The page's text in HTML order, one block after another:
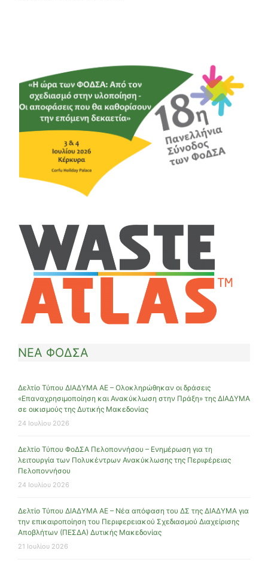
ΝΕΑ ΦΟΔΣΑ
Δελτίο Τύπου ΔΙΑΔΥΜΑ ΑΕ – Ολοκληρώθηκαν οι δράσεις
«Επαναχρησιμοποίηση και Ανακύκλωση στην Πράξη» της ΔΙΑΔΥΜΑ
σε οικισμούς της Δυτικής Μακεδονίας
24 Ιουλίου 2026
Δελτίο Τύπου ΦοΔΣΑ Πελοποννήσου – Ενημέρωση για τη
λειτουργία των Πολυκέντρων Ανακύκλωσης της Περιφέρειας
Πελοποννήσου
24 Ιουλίου 2026
Δελτίο Τύπου ΔΙΑΔΥΜΑ ΑΕ – Νέα απόφαση του ΔΣ της ΔΙΑΔΥΜΑ για
την επικαιροποίηση του Περιφερειακού Σχεδιασμού Διαχείρισης
Αποβλήτων (ΠΕΣΔΑ) Δυτικής Μακεδονίας
21 Ιουλίου 2026